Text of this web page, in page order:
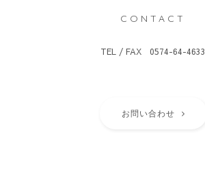
CONTACT
TEL / FAX 0574-64-4633
お問い合わせ